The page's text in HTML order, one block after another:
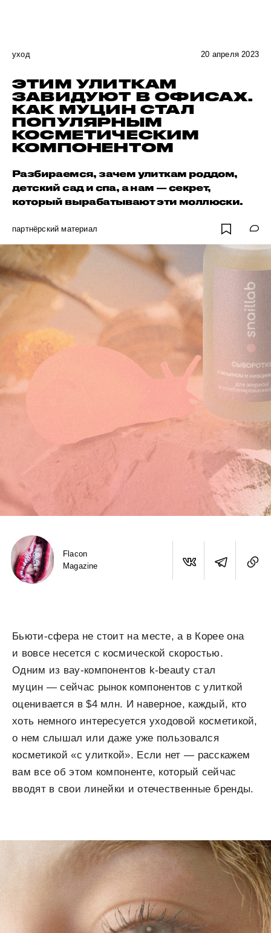
уход 20 апреля 2023
ЭТИМ УЛИТКАМ
ЗАВИДУЮТ В ОФИСАХ.
КАК МУЦИН СТАЛ
ПОПУЛЯРНЫМ
КОСМЕТИЧЕСКИМ
КОМПОНЕНТОМ
Разбираемся, зачем улиткам роддом,
детский сад и спа, а нам — секрет,
который вырабатывают эти моллюски.
партнёрский материал
Flacon
Magazine
Бьюти-сфера не стоит на месте, а в Корее она
и вовсе несется с космической скоростью.
Одним из вау-компонентов k-beauty стал
муцин — сейчас рынок компонентов с улиткой
оценивается в $4 млн. И наверное, каждый, кто
хоть немного интересуется уходовой косметикой,
о нем слышал или даже уже пользовался
косметикой «с улиткой». Если нет — расскажем
вам все об этом компоненте, который сейчас
вводят в свои линейки и отечественные бренды.